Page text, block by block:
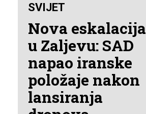
SVIJET
Nova eskalacija
u Zaljevu: SAD
napao iranske
položaje nakon
lansiranja